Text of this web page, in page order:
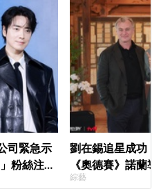
司緊急示
粉絲注意
劉在錫追星成功
《奧德賽》諾蘭
比YA幸福笑容藏
綜藝